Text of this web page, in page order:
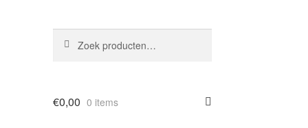
naar:
€0,00 0 items